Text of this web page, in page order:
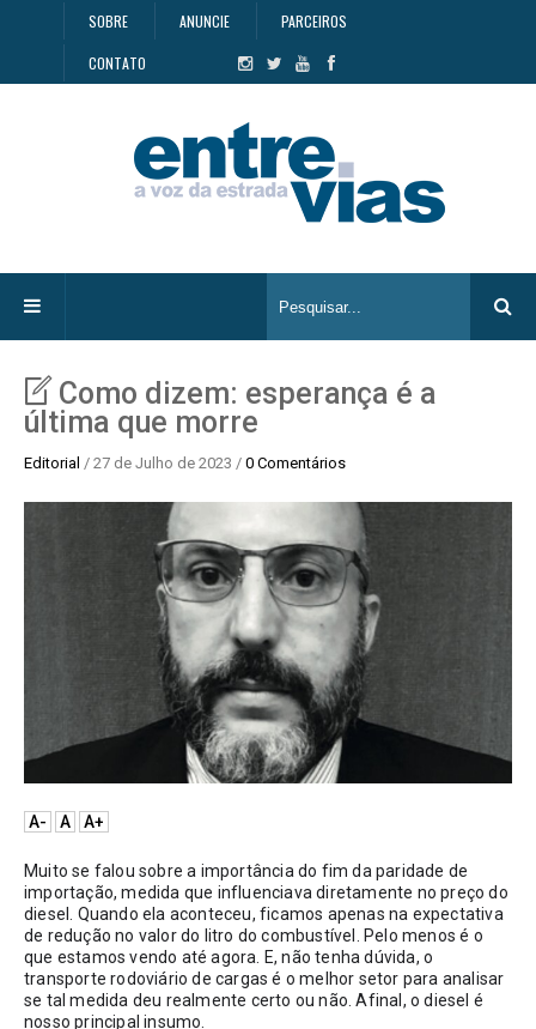
SOBRE ANUNCIE PARCEIROS
CONTATO
Como dizem: esperança é a
última que morre
Editorial / 27 de Julho de 2023 / 0 Comentários
A- A A+
Muito se falou sobre a importância do fim da paridade de
importação, medida que influenciava diretamente no preço do
diesel. Quando ela aconteceu, ficamos apenas na expectativa
de redução no valor do litro do combustível. Pelo menos é o
que estamos vendo até agora. E, não tenha dúvida, o
transporte rodoviário de cargas é o melhor setor para analisar
se tal medida deu realmente certo ou não. Afinal, o diesel é
nosso principal insumo.